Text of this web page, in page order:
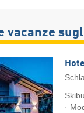
vacanze
·